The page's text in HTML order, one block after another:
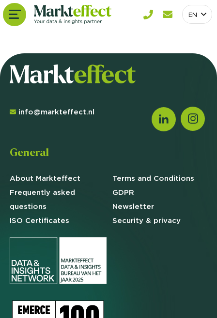
EN
info@markteffect.nl
General
About Markteffect
Frequently asked
questions
ISO Certificates
Terms and Conditions
GDPR
Newsletter
Security & privacy